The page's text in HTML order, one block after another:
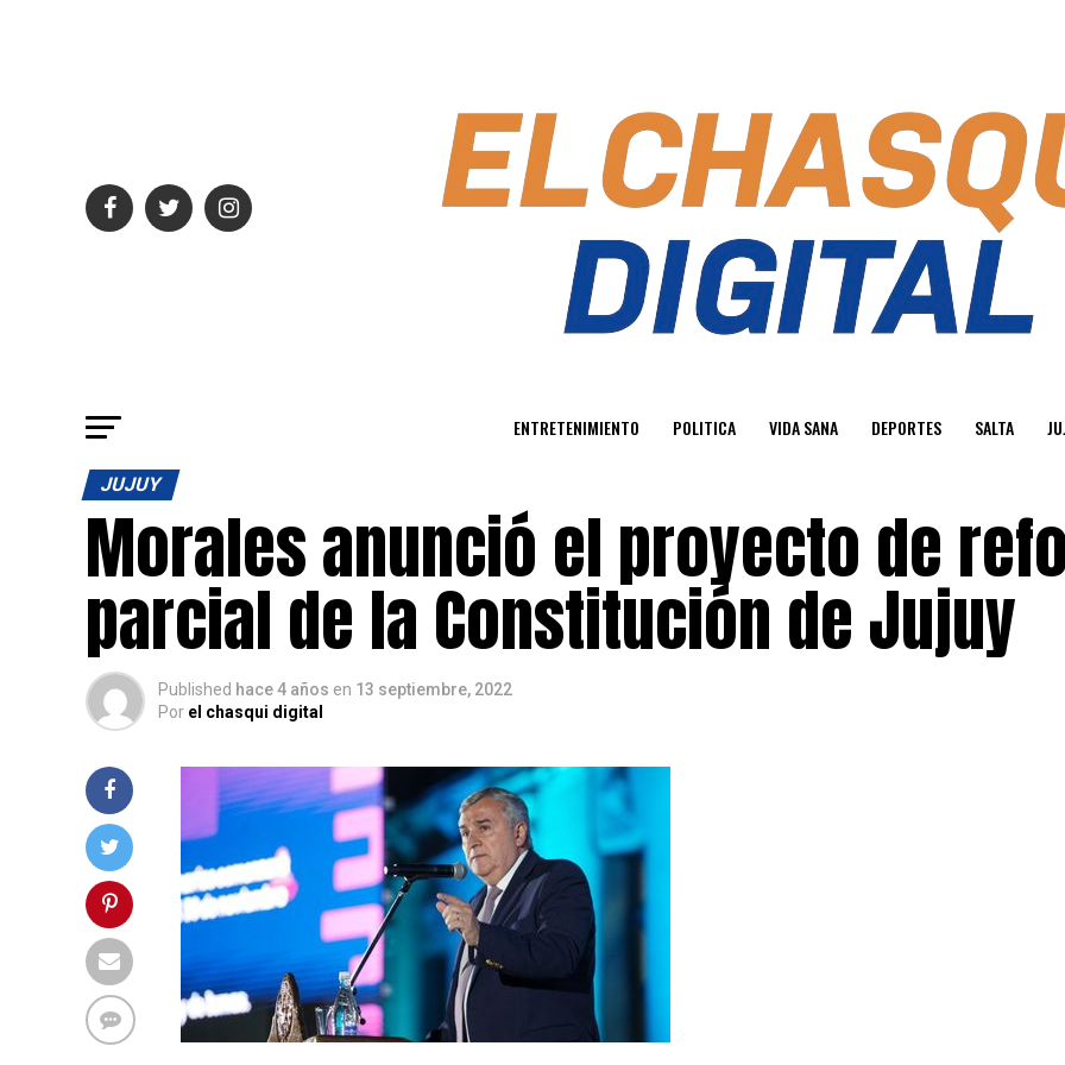
ENTRETENIMIENTO POLITICA VIDA SANA DEPORTES SALTA
JUJUY
Morales anunció el proyecto de
parcial de la Constitución de Jujuy
Published hace 4 años en 13 septiembre, 2022
Por el chasqui digital